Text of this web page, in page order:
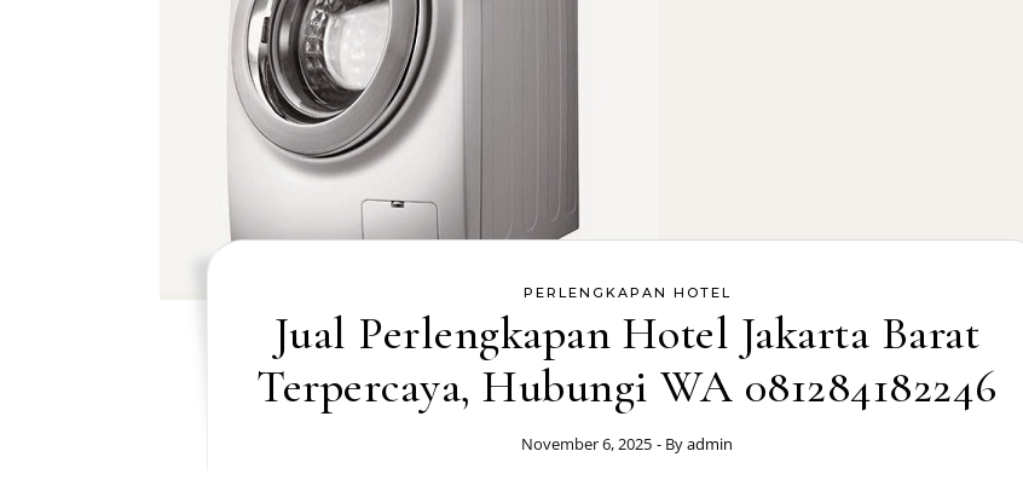
PERLENGKAPAN HOTEL
Jual Perlengkapan Hotel Jakarta Barat
Terpercaya, Hubungi WA 081284182246
November 6, 2025 - Byadmin